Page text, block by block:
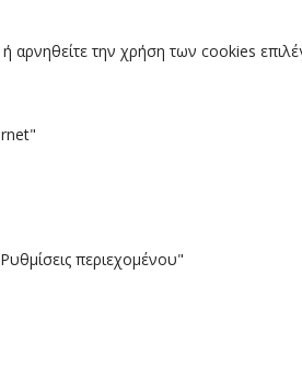
αρνηθείτε την χρήση των cookies
περιεχομένου"